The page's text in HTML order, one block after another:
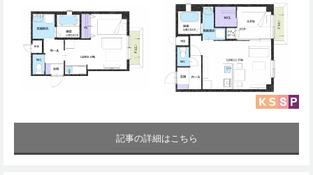
記事の詳細はこちら